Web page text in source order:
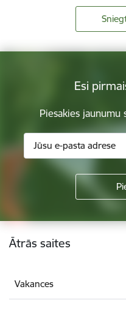
Esi
Piesakies jaunumu
Kājene
Ātrās saites
Vakances